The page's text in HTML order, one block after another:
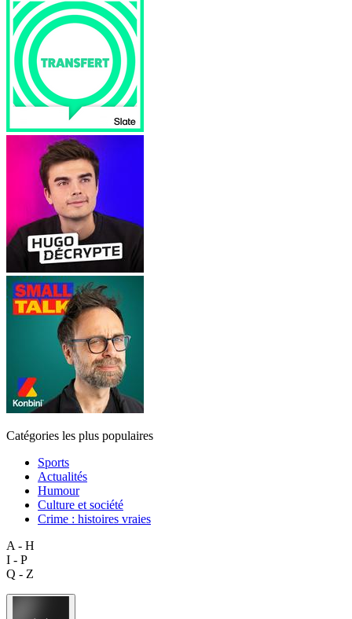
Catégories les plus populaires
Sports
Actualités
Humour
Culture et société
Crime : histoires vraies
A - H
I - P
Q - Z